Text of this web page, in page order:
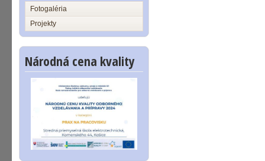
Fotogaléria
Projekty
Národná cena kvality